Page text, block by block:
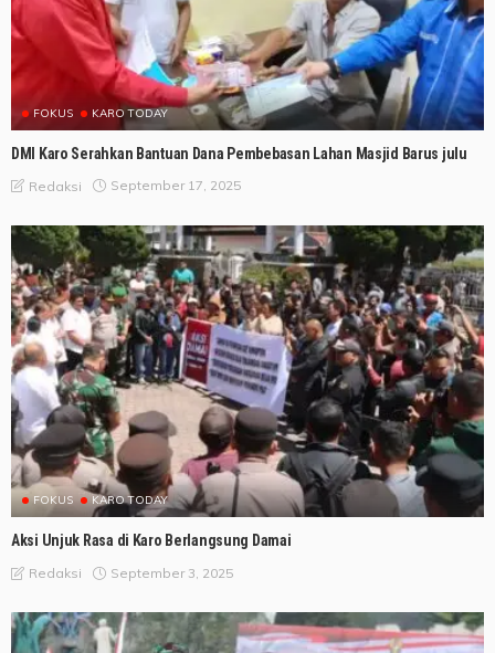
FOKUS KARO TODAY
DMI Karo Serahkan Bantuan Dana Pembebasan Lahan Masjid Barus julu
Redaksi September 17, 2025
FOKUS KARO TODAY
Aksi Unjuk Rasa di Karo Berlangsung Damai
Redaksi September 3, 2025